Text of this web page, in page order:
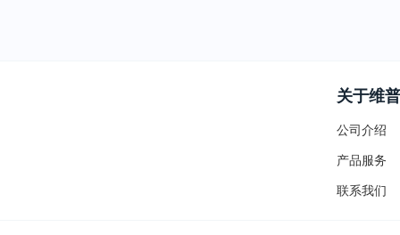
关于维普
公司介绍
产品服务
联系我们